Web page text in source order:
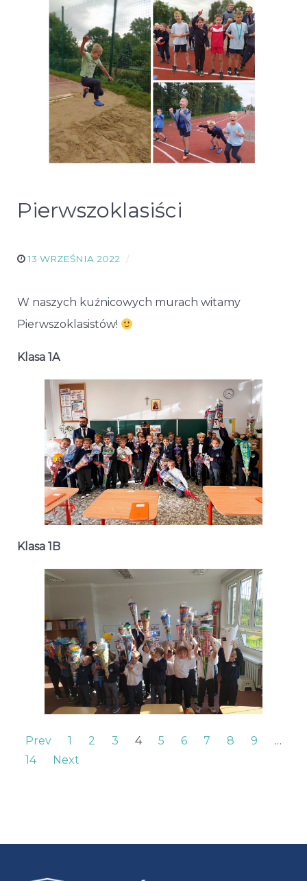
Pierwszoklasiści
13 WRZEŚNIA 2022
W naszych kuźnicowych murach witamy
Pierwszoklasistów!
Klasa 1A
Klasa 1B
Prev 1 2 3 4 5 6 7 8 9
…
14
Next